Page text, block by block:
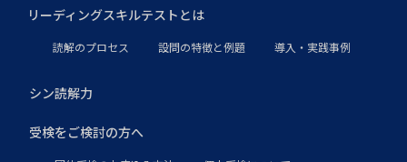
リーディングスキルテストとは
読解のプロセス 設問の特徴と例題 導入・実践事例
シン読解力
受検をご検討の方へ